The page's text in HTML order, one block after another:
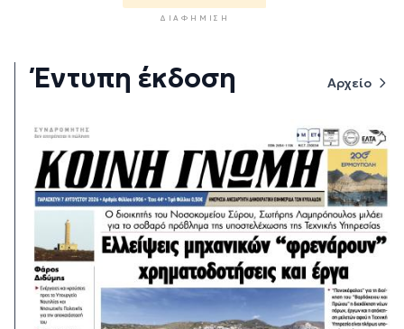
ΔΙΑΦΉΜΙΣΗ
Έντυπη έκδοση Αρχείο